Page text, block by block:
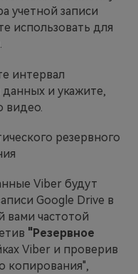
учетной записи
использовать для
интервал
и укажите,
видео.
Viber будут
Google Drive в
вами частотой
"Резервное
Viber и проверив
копирования",